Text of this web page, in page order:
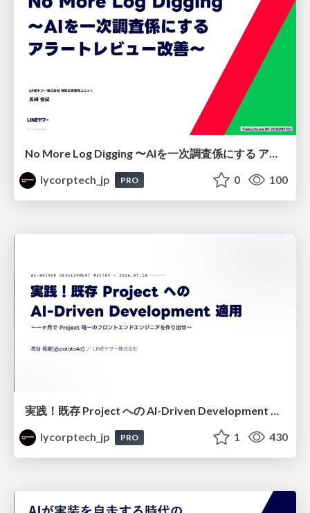
lycorptech_jp
PRO 0 100
実践！既存 Project への AI-Driven Development 適用〜 一ヶ月で Project 唯一のフロントエンドエンジニアを作り出せ〜
lycorptech_jp
PRO 1 430